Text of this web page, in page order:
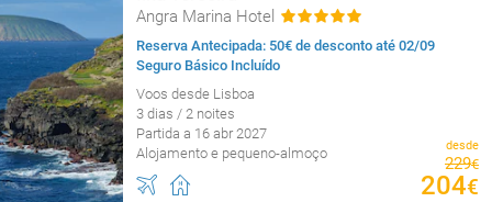
Angra Marina Hotel
Reserva Antecipada: 50€ de desconto até 02/09
Seguro Básico Incluído
Voos desde Lisboa
3 dias / 2 noites
Partida a 16 abr 2027
Alojamento e pequeno-almoço
desde
229€
204€